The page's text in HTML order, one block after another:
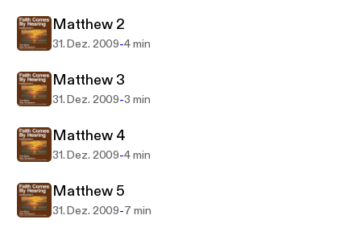
the New Testament in their heart language.
Matthew 2
31. Dez. 2009-4 min
Matthew 3
31. Dez. 2009-3 min
Matthew 4
31. Dez. 2009-4 min
Matthew 5
31. Dez. 2009-7 min